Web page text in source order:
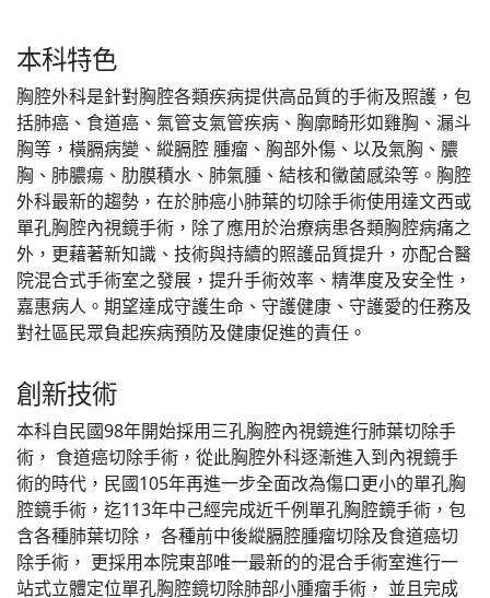
本科特色
胸腔外科是針對胸腔各類疾病提供高品質的手術及照護，包
括肺癌、食道癌、氣管支氣管疾病、胸廓畸形如雞胸、漏斗
胸等，橫膈病變、縱膈腔 腫瘤、胸部外傷、以及氣胸、膿
胸、肺膿瘍、肋膜積水、肺氣腫、結核和黴菌感染等。胸腔
外科最新的趨勢，在於肺癌小肺葉的切除手術使用達文西或
單孔胸腔內視鏡手術，除了應用於治療病患各類胸腔病痛之
外，更藉著新知識、技術與持續的照護品質提升，亦配合醫
院混合式手術室之發展，提升手術效率、精準度及安全性，
嘉惠病人。期望達成守護生命、守護健康、守護愛的任務及
對社區民眾負起疾病預防及健康促進的責任。
創新技術
本科自民國98年開始採用三孔胸腔內視鏡進行肺葉切除手
術， 食道癌切除手術，從此胸腔外科逐漸進入到內視鏡手
術的時代，民國105年再進一步全面改為傷口更小的單孔胸
腔鏡手術，迄113年中己經完成近千例單孔胸腔鏡手術，包
含各種肺葉切除， 各種前中後縱膈腔腫瘤切除及食道癌切
除手術， 更採用本院東部唯一最新的的混合手術室進行一
站式立體定位單孔胸腔鏡切除肺部小腫瘤手術， 並且完成